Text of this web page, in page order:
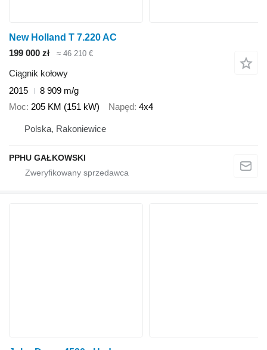
New Holland T 7.220 AC
199 000 zł
≈ 46 210 €
Ciągnik kołowy
2015
8 909 m/g
Moc 205 KM (151 kW) Napęd 4x4
Polska, Rakoniewice
PPHU GAŁKOWSKI